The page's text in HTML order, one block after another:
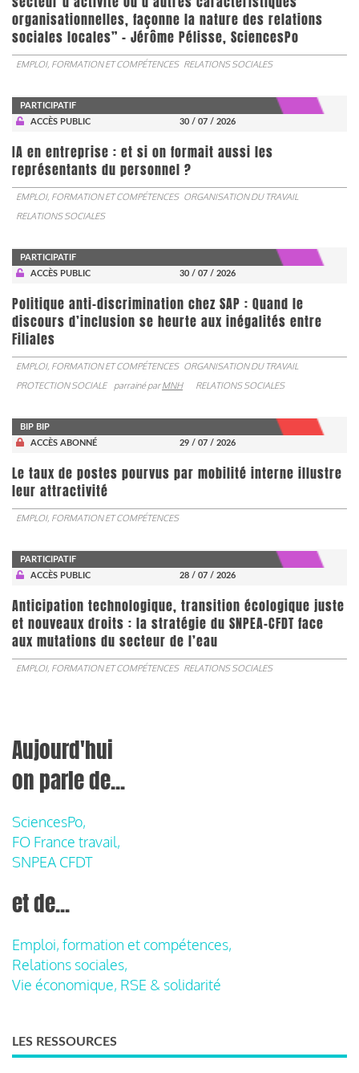
organisationnelles, façonne la nature des relations
sociales locales” - Jérôme Pélisse, SciencesPo
EMPLOI, FORMATION ET COMPÉTENCES RELATIONS SOCIALES
PARTICIPATIF
ACCÈS PUBLIC
30 / 07 / 2026
IA en entreprise : et si on formait aussi les
représentants du personnel ?
EMPLOI, FORMATION ET COMPÉTENCES ORGANISATION DU TRAVAIL
RELATIONS SOCIALES
PARTICIPATIF
ACCÈS PUBLIC
30 / 07 / 2026
Politique anti-discrimination chez SAP : Quand le
discours d’inclusion se heurte aux inégalités entre
Filiales
EMPLOI, FORMATION ET COMPÉTENCES ORGANISATION DU TRAVAIL
PROTECTION SOCIALE
parrainé parMNH RELATIONS SOCIALES
BIP BIP
ACCÈS ABONNÉ
29 / 07 / 2026
Le taux de postes pourvus par mobilité interne illustre
leur attractivité
EMPLOI, FORMATION ET COMPÉTENCES
PARTICIPATIF
ACCÈS PUBLIC
28 / 07 / 2026
Anticipation technologique, transition écologique juste
et nouveaux droits : la stratégie du SNPEA-CFDT face
aux mutations du secteur de l’eau
EMPLOI, FORMATION ET COMPÉTENCES RELATIONS SOCIALES
Aujourd'hui
on parle de...
SciencesPo,
FO France travail,
SNPEA CFDT
et de...
Emploi, formation et compétences,
Relations sociales,
Vie économique, RSE & solidarité
LES RESSOURCES